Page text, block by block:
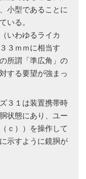
小型であることに
いる。
いわゆるライカ
３ｍｍに相当す
所謂「準広角」の
する要望が強まっ
３１は装置携帯時
状態にあり、ユー
ｃ））を操作して
示すように鏡胴が